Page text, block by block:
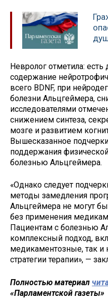
Невролог отметила:
содержание
всего BDNF, при
болезни Альцгеймера,
исследователями
снижением синтеза,
мозге и развитием
Вышесказанное
поддержания
болезнью Альцгеймера.
«Однако следует
методы замедления
Альцгеймера не могут
без применения
Пациентам с болезнью
комплексный подход,
медикаментозные, так
стратегии терапии», —
Полностью материал
«Парламентской газеты»